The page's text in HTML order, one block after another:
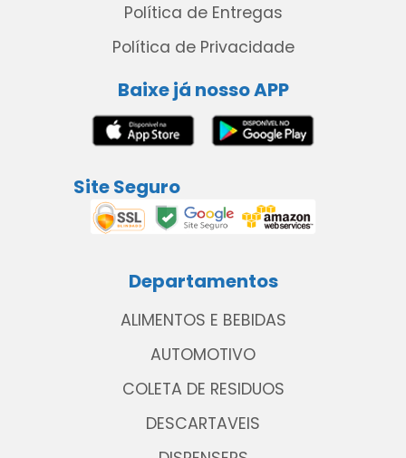
Política de Entregas
Política de Privacidade
Baixe já nosso APP
Site Seguro
Departamentos
ALIMENTOS E BEBIDAS
AUTOMOTIVO
COLETA DE RESIDUOS
DESCARTAVEIS